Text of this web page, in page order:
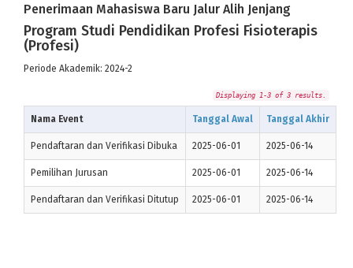
Penerimaan Mahasiswa Baru Jalur Alih Jenjang
Program Studi Pendidikan Profesi Fisioterapis
(Profesi)
Periode Akademik: 2024-2
Displaying 1-3 of 3 results.
Nama Event Tanggal Awal Tanggal Akhir
Pendaftaran dan Verifikasi Dibuka 2025-06-01 2025-06-14
Pemilihan Jurusan 2025-06-01 2025-06-14
Pendaftaran dan Verifikasi Ditutup 2025-06-01 2025-06-14